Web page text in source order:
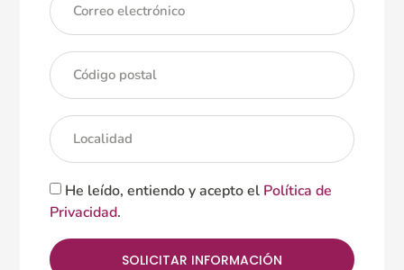
He leído, entiendo y acepto el Política de
Privacidad.
SOLICITAR INFORMACIÓN